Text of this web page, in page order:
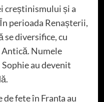
creștinismului și a
perioada Renașterii,
se diversifice, cu
Numele
au devenit
fete în Franța au